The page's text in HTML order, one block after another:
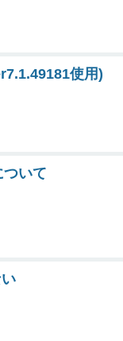
使用)
ついて